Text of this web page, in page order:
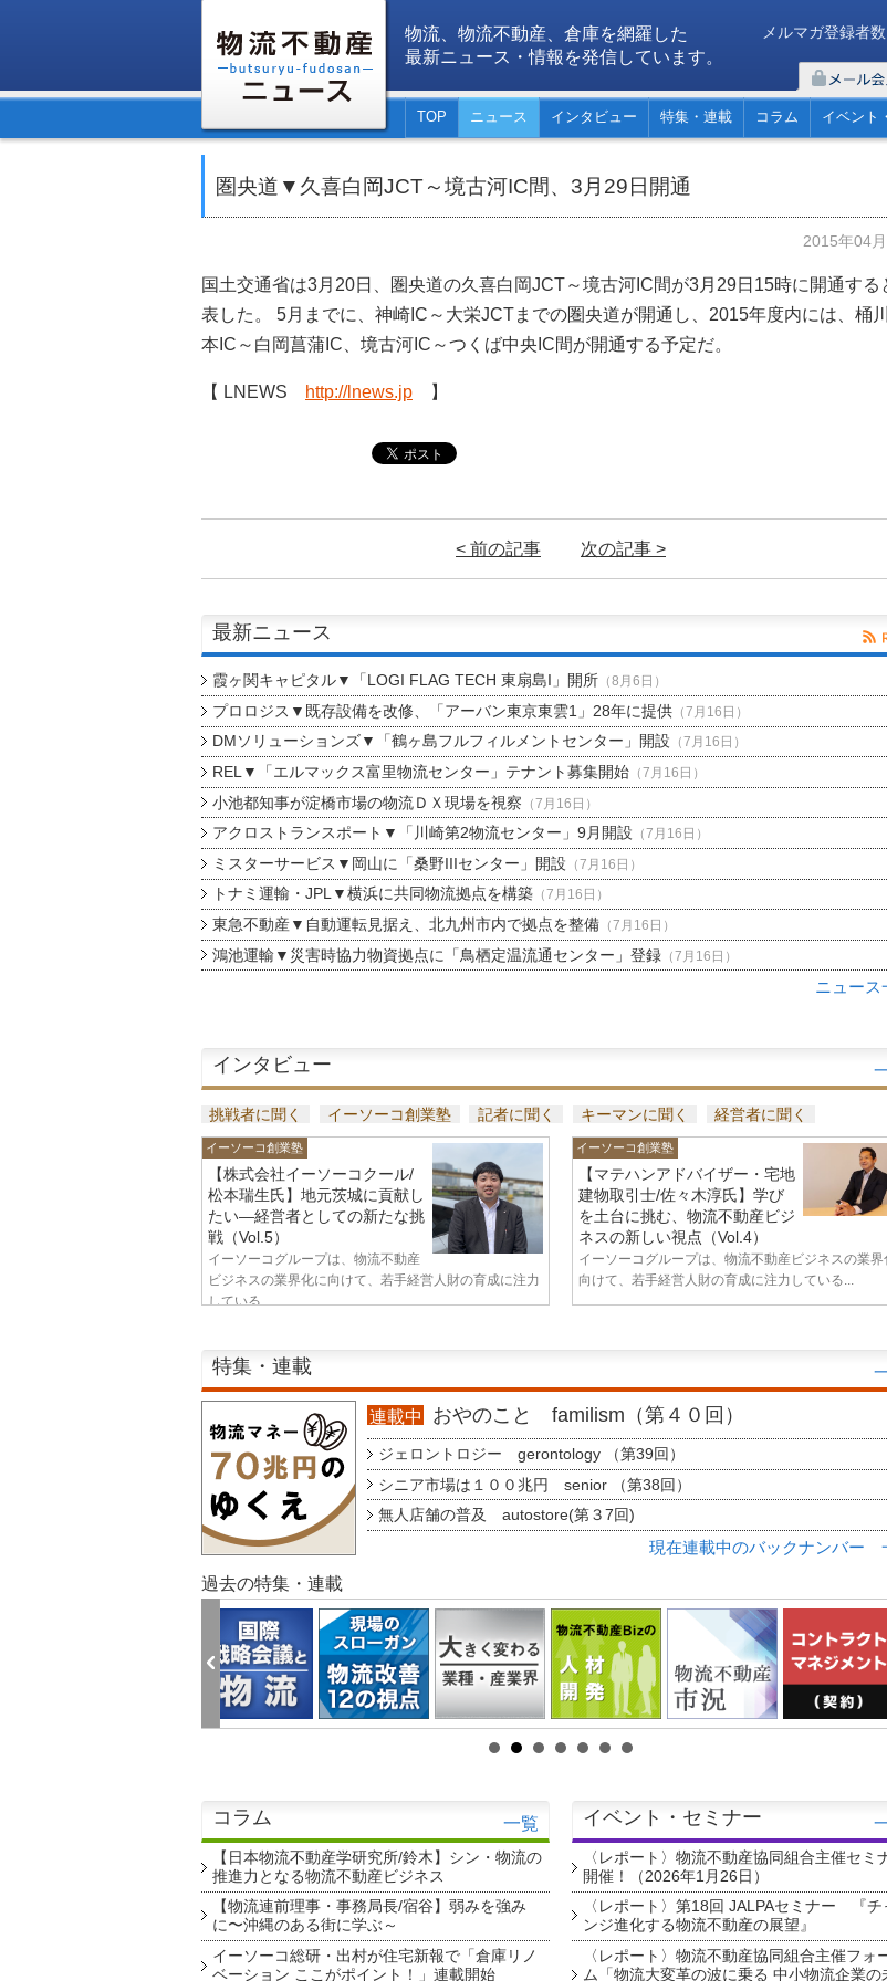
物流、物流不動産、倉庫を網羅した
最新ニュース・情報を発信しています。
メルマガ登録者
TOP ニュース インタビュー 特集・連載 コラム イベント
圏央道▼久喜白岡JCT～境古河IC間、3月29日開通
2015年04
国土交通省は3月20日、圏央道の久喜白岡JCT～境古河IC間が3月29日15時に開通する
表した。 5月までに、神崎IC～大栄JCTまでの圏央道が開通し、2015年度内には、桶
本IC～白岡菖蒲IC、境古河IC～つくば中央IC間が開通する予定だ。
【 LNEWS http://lnews.jp 】
< 前の記事 次の記事 >
最新ニュース
霞ヶ関キャピタル▼「LOGI FLAG TECH 東扇島I」開所（8月6日）
プロロジス▼既存設備を改修、「アーバン東京東雲1」28年に提供（7月16日）
DMソリューションズ▼「鶴ヶ島フルフィルメントセンター」開設 （7月16日）
REL▼「エルマックス富里物流センター」テナント募集開始（7月16日）
小池都知事が淀橋市場の物流ＤＸ現場を視察 （7月16日）
アクロストランスポート▼「川崎第2物流センター」9月開設 （7月16日）
ミスターサービス▼岡山に「桑野IIIセンター」開設 （7月16日）
トナミ運輸・JPL▼横浜に共同物流拠点を構築（7月16日）
東急不動産▼自動運転見据え、北九州市内で拠点を整備（7月16日）
鴻池運輸▼災害時協力物資拠点に「鳥栖定温流通センター」登録（7月16日）
ニュース
インタビュー
挑戦者に聞く イーソーコ創業塾 記者に聞く キーマンに聞く 経営者に聞く
イーソーコ創業塾
【株式会社イーソーコクール/
松本瑞生氏】地元茨城に貢献し
たい—経営者としての新たな挑
戦（Vol.5）
イーソーコグループは、物流不動産
ビジネスの業界化に向けて、若手経営人財の育成に注力
している...
イーソーコ創業塾
【マテハンアドバイザー・宅地
建物取引士/佐々木淳氏】学び
を土台に挑む、物流不動産ビジ
ネスの新しい視点（Vol.4）
イーソーコグループは、物流不動産ビジネスの業界
向けて、若手経営人財の育成に注力している...
特集・連載
連載中 おやのこと familism（第４０回）
ジェロントロジー gerontology （第39回）
シニア市場は１００兆円 senior （第38回）
無人店舗の普及 autostore(第３7回)
現在連載中のバックナンバー
過去の特集・連載
コラム 一覧
【日本物流不動産学研究所/鈴木】シン・物流の
推進力となる物流不動産ビジネス
【物流連前理事・事務局長/宿谷】弱みを強み
に〜沖縄のある街に学ぶ～
イーソーコ総研・出村が住宅新報で「倉庫リノ
ベーション ここがポイント！」連載開始
イベント・セミナー
〈レポート〉物流不動産協同組合主催セミ
開催！（2026年1月26日）
〈レポート〉第18回 JALPAセミナー 『チ
ンジ進化する物流不動産の展望』
〈レポート〉物流不動産協同組合主催フォ
ム「物流大変革の波に乗る 中小物流企業の